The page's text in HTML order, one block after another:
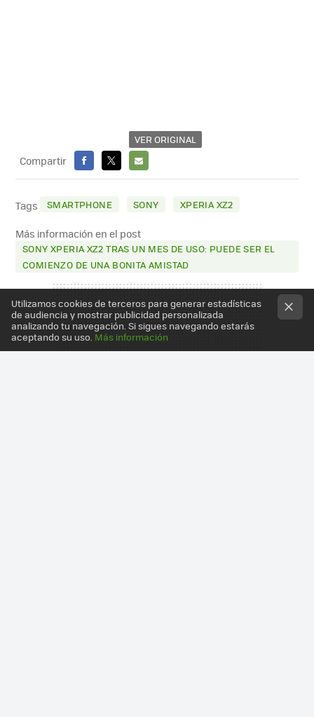
VER ORIGINAL
Compartir
FACEBOOK
X
E-
MAIL
Tags SMARTPHONE SONY XPERIA XZ2
Más información en el post
SONY XPERIA XZ2 TRAS UN MES DE USO: PUEDE SER EL
COMIENZO DE UNA BONITA AMISTAD
Utilizamos cookies de terceros para generar estadísticas
de audiencia y mostrar publicidad personalizada
analizando tu navegación. Si sigues navegando estarás
aceptando su uso. Más información